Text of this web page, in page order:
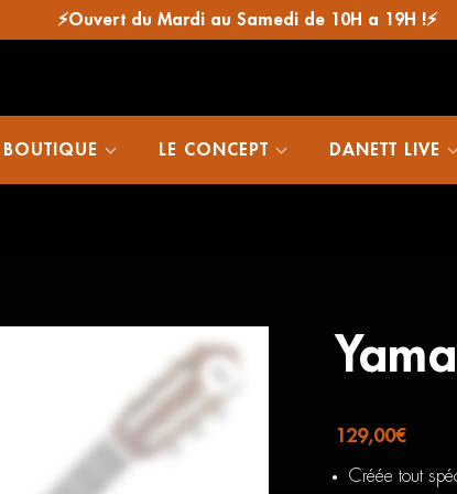
⚡Ouvert du Mardi au Samedi de 10H a 19H !⚡
LE CONCEPT DANETT LIVE
129,00€
Créée tout